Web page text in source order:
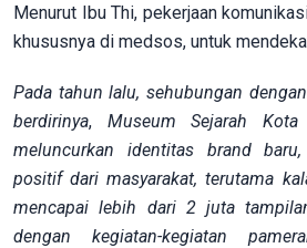
Menurut Ibu Thi, pekerjaan
khususnya di medsos, untuk
Pada tahun lalu, sehubungan
berdirinya, Museum Sejarah
meluncurkan identitas brand
positif dari masyarakat, terutama
mencapai lebih dari 2 juta
dengan kegiatan-kegiatan